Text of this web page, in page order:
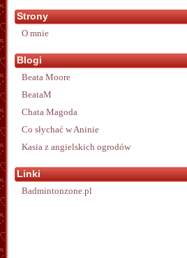
Strony
O mnie
Blogi
Beata Moore
BeataM
Chata Magoda
Co słychać w Aninie
Kasia z angielskich ogrodów
Linki
Badmintonzone.pl